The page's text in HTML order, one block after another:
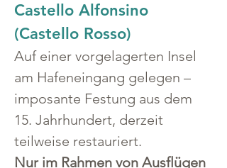
Castello Alfonsino
(Castello Rosso)
Auf einer vorgelagerten Insel
am Hafeneingang gelegen –
imposante Festung aus dem
15. Jahrhundert, derzeit
teilweise restauriert.
Nur im Rahmen von Ausflügen